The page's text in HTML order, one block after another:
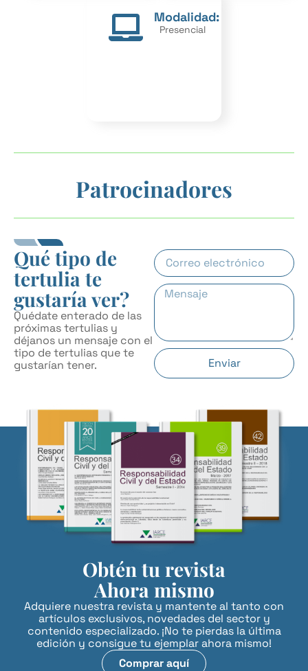
Modalidad:
Presencial
Patrocinadores
Qué tipo de
tertulia te
gustaría ver?
Quédate enterado de las
próximas tertulias y
déjanos un mensaje con el
tipo de tertulias que te
gustarían tener.
Enviar
Obtén tu revista
Ahora mismo
Adquiere nuestra revista y mantente al tanto con
artículos exclusivos, novedades del sector y
contenido especializado. ¡No te pierdas la última
edición y consigue tu ejemplar ahora mismo!
Comprar aquí